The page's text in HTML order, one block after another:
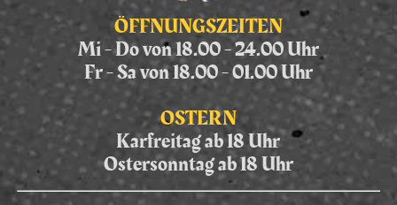
ÖFFNUNGSZEITEN
Mi - Do von 18.00 - 24.00 Uhr
Fr - Sa von 18.00 - 01.00 Uhr
OSTERN
Karfreitag ab 18 Uhr
Ostersonntag ab 18 Uhr